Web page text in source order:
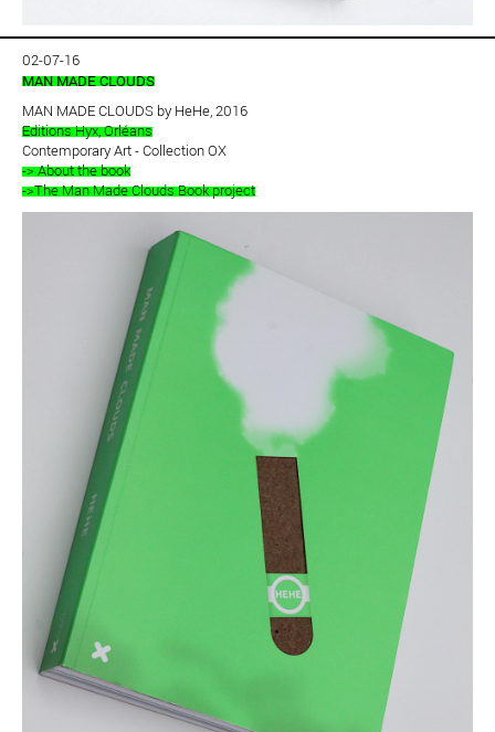
02-07-16
MAN MADE CLOUDS
MAN MADE CLOUDS by HeHe, 2016
Editions Hyx, Orléans
Contemporary Art - Collection OX
-> About the book
->The Man Made Clouds Book project